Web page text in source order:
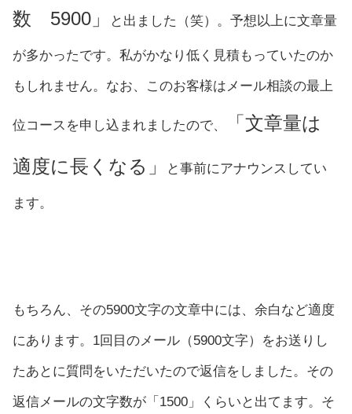
数 5900」 と出ました（笑）。予想以上に文章量
が多かったです。私がかなり低く見積もっていたのか
もしれません。なお、このお客様はメール相談の最上
位コースを申し込まれましたので、 「文章量は
適度に長くなる」 と事前にアナウンスしてい
ます。
もちろん、その5900文字の文章中には、余白など適度
にあります。1回目のメール（5900文字）をお送りし
たあとに質問をいただいたので返信をしました。その
返信メールの文字数が「1500」くらいと出てます。そ